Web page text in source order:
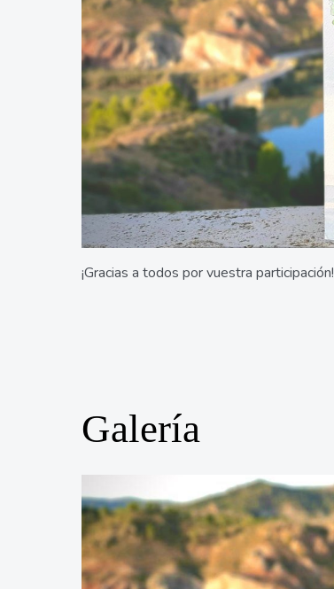
¡Gracias a todos por vuestra participación!
Galería